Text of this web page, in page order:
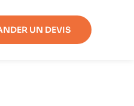
UN DEVIS